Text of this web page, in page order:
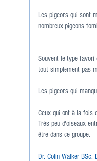
Les pigeons qui sont
nombreux pigeons
Souvent le type favori
tout simplement pas
Les pigeons qui
Ceux qui ont à la fois
Très peu d'oiseaux
être dans ce groupe.
Dr. Colin Walker BSc.